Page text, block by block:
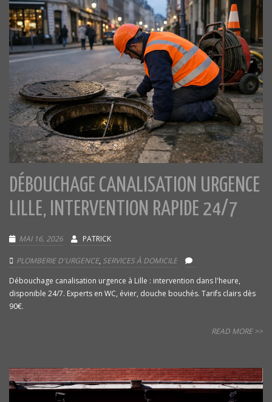
DÉBOUCHAGE CANALISATION URGENCE
LILLE, INTERVENTION RAPIDE 24/7
MAI 16, 2026 PATRICK
PLOMBERIE D'URGENCE, SERVICES À DOMICILE
Débouchage canalisation urgence à Lille : intervention dans l'heure,
disponible 24/7. Experts en WC, évier, douche bouchés. Tarifs clairs dès
90€.
READ MORE >>